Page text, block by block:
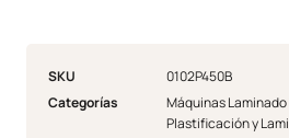
SKU
0102P450B
Categorías
Máquinas
Plastificación y